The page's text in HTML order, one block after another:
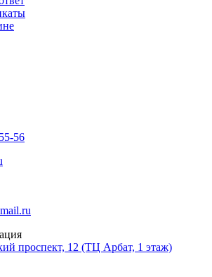
56
проспект, 12 (ТЦ Арбат, 1 этаж)